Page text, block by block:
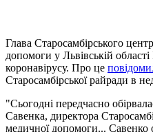
Глава Старосамбірського
допомоги у Львівській
коронавірусу. Про це
Старосамбірської райради в
"Сьогодні передчасно
Савенка, директора
медичної допомоги...